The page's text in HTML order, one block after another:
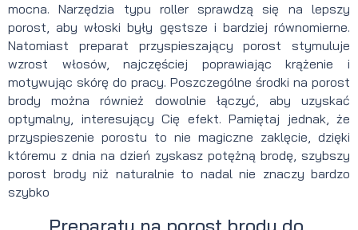
mocna. Narzędzia typu roller sprawdzą się na lepszy
porost, aby włoski były gęstsze i bardziej równomierne.
Natomiast preparat przyspieszający porost stymuluje
wzrost włosów, najczęściej poprawiając krążenie i
motywując skórę do pracy. Poszczególne środki na porost
brody można również dowolnie łączyć, aby uzyskać
optymalny, interesujący Cię efekt. Pamiętaj jednak, że
przyspieszenie porostu to nie magiczne zaklęcie, dzięki
któremu z dnia na dzień zyskasz potężną brodę, szybszy
porost brody niż naturalnie to nadal nie znaczy bardzo
szybko